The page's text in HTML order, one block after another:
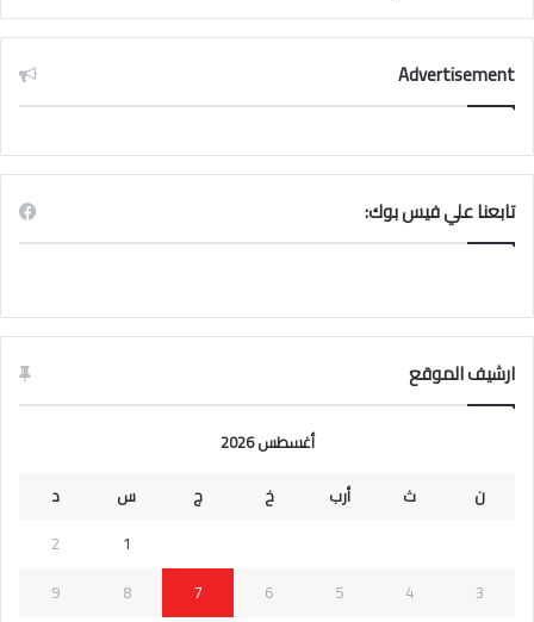
Advertisement
تابعنا علي فيس بوك:
ارشيف الموقع
أغسطس 2026
ن
ث أرب خ ج س
د
1
2
3
4
5
6
7
8
9